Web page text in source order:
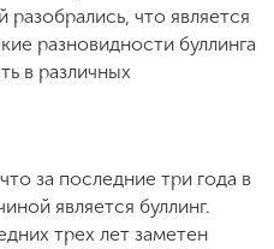
что является
разновидности буллинга
в различных
за последние три года в
является буллинг.
трех лет заметен